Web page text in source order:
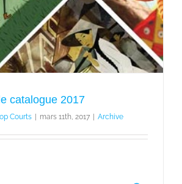
catalogue 2017
Courts | mars 11th, 2017 | Archive